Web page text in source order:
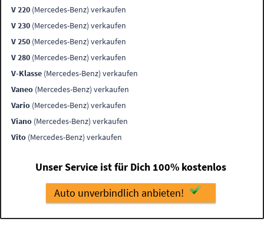
V 220 (Mercedes-Benz) verkaufen
V 230 (Mercedes-Benz) verkaufen
V 250 (Mercedes-Benz) verkaufen
V 280 (Mercedes-Benz) verkaufen
V-Klasse (Mercedes-Benz) verkaufen
Vaneo (Mercedes-Benz) verkaufen
Vario (Mercedes-Benz) verkaufen
Viano (Mercedes-Benz) verkaufen
Vito (Mercedes-Benz) verkaufen
Unser Service ist für Dich 100% kostenlos
Auto unverbindlich anbieten!